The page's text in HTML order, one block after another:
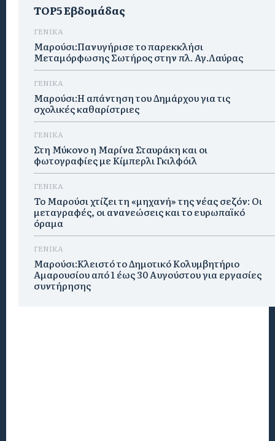
TOP5 Εβδομάδας
ΓΕΝΙΚΑ
Μαρούσι:Πανυγήρισε το παρεκκλήσι
Μεταμόρφωσης Σωτήρος στην πλ. Αγ.Λαύρας
ΓΕΝΙΚΑ
Μαρούσι:Η απάντηση του Δημάρχου για τις
σχολικές καθαρίστριες
ΓΕΝΙΚΑ
Στη Μύκονο η Μαρίνα Σταυράκη και οι
φωτογραφίες με Κίμπερλι Γκιλφόιλ
ΓΕΝΙΚΑ
Το Μαρούσι χτίζει τη «μηχανή» της νέας σεζόν: Οι
μεταγραφές, οι ανανεώσεις και το ευρωπαϊκό
όραμα
ΓΕΝΙΚΑ
Μαρούσι:Κλειστό το Δημοτικό Κολυμβητήριο
Αμαρουσίου από 1 έως 30 Αυγούστου για εργασίες
συντήρησης